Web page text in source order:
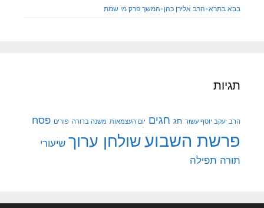
בבא בתרא-הרב אלירן כהן-המשך פרק מי שמת
תגיות
הרב יעקב יוסף עשור חג חגים יום העצמאות משנה ברורה פורים פסח
פרשת השבועשולחן ערוך שיעורי
תורה תפילה